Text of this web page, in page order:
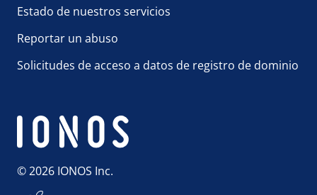
Estado de nuestros servicios
Reportar un abuso
Solicitudes de acceso a datos de registro de dominio
© 2026 IONOS Inc.